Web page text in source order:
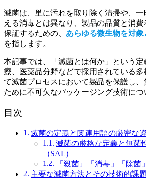
滅菌は、単に汚れを取り除く清掃や、
える消毒とは異なり、製品の品質と消
保証するための、 あらゆる微生物を対
を指します。
本記事では、「滅菌とは何か」という定
療、医薬品分野などで採用されている多
て滅菌プロセスにおいて製品を保護し、
ために不可欠なパッケージング技術につ
目次
滅菌の定義と関連用語の厳密な
滅菌の厳格な定義と無菌
（SAL）
「殺菌」「消毒」「除菌
主要な滅菌方法とその技術的課題